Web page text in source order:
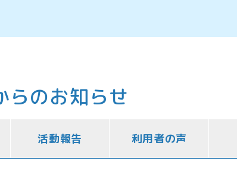
らのお知らせ
活動報告 利用者の声